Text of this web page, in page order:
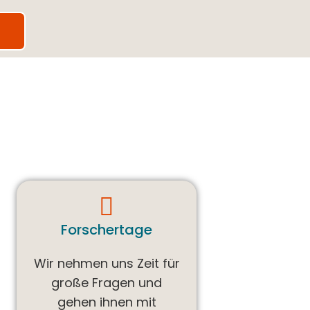
Forschertage
Wir nehmen uns Zeit für
große Fragen und
gehen ihnen mit